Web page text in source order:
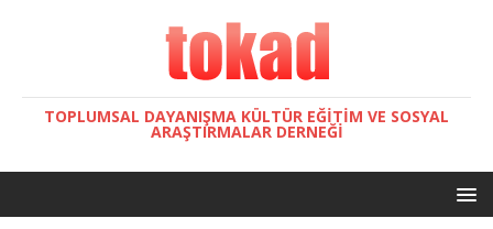
TOPLUMSAL DAYANIŞMA KÜLTÜR EĞITIM VE SOSYAL
ARAŞTIRMALAR DERNEĞI